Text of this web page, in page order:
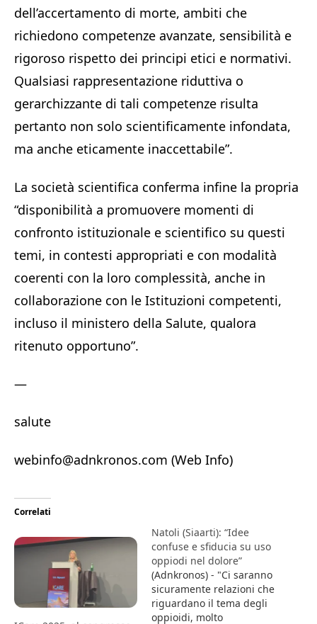
dell’accertamento di morte, ambiti che
richiedono competenze avanzate, sensibilità e
rigoroso rispetto dei principi etici e normativi.
Qualsiasi rappresentazione riduttiva o
gerarchizzante di tali competenze risulta
pertanto non solo scientificamente infondata,
ma anche eticamente inaccettabile”.
La società scientifica conferma infine la propria
“disponibilità a promuovere momenti di
confronto istituzionale e scientifico su questi
temi, in contesti appropriati e con modalità
coerenti con la loro complessità, anche in
collaborazione con le Istituzioni competenti,
incluso il ministero della Salute, qualora
ritenuto opportuno”.
—
salute
webinfo@adnkronos.com (Web Info)
Correlati
Natoli (Siaarti): “Idee
confuse e sfiducia su uso
oppiodi nel dolore”
(Adnkronos) - "Ci saranno
sicuramente relazioni che
riguardano il tema degli
oppioidi, molto